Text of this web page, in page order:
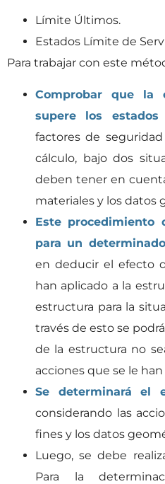
Límite Últimos.
Estados Límite de
Para trabajar con este
Comprobar que la
supere los estados
factores de
cálculo, bajo dos
deben tener en
materiales y los datos
Este procedimiento
para un
en deducir el efecto
han aplicado a la
estructura para la
través de esto se
de la estructura no
acciones que se le
Se determinará el
considerando las
fines y los datos
Luego, se debe
Para la